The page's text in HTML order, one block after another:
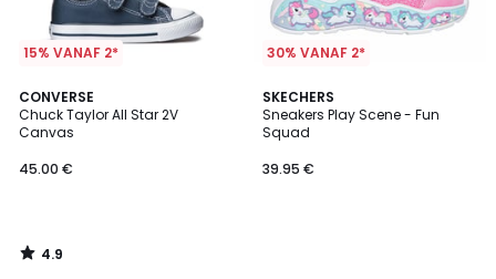
15% VANAF 2*
CONVERSE
Chuck Taylor All Star 2V
Canvas
45.00 €
4.9
/ 5
4.9
/
30% VANAF 2*
SKECHERS
Sneakers Play Scene - Fun
Squad
39.95 €